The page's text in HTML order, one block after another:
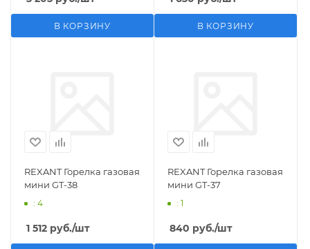
В КОРЗИНУ В КОРЗИНУ
REXANT Горелка газовая
мини GT-38
: 4
1 512 руб./шт
REXANT Горелка газовая
мини GT-37
: 1
840 руб./шт